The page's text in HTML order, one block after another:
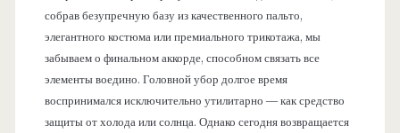
собрав безупречную базу из качественного пальто,
элегантного костюма или премиального трикотажа, мы
забываем о финальном аккорде, способном связать все
элементы воедино. Головной убор долгое время
воспринимался исключительно утилитарно — как средство
защиты от холода или солнца. Однако сегодня возвращается